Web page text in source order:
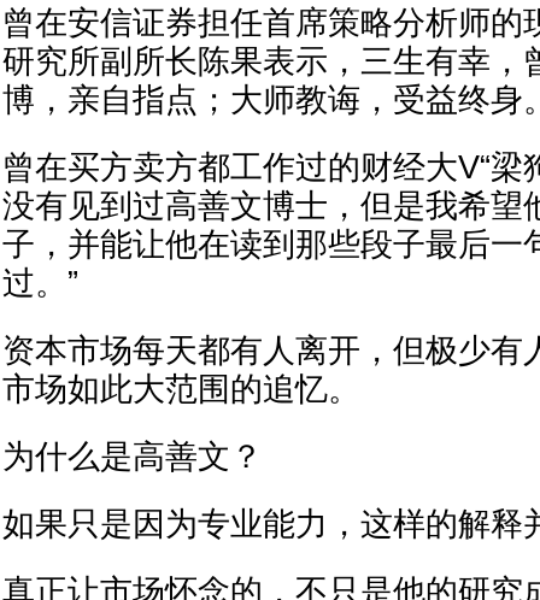
曾在安信证券担任首席策略分析师的
研究所副所长陈果表示，三生有幸，
博，亲自指点；大师教诲，受益终身
曾在买方卖方都工作过的财经大V“梁
没有见到过高善文博士，但是我希望
子，并能让他在读到那些段子最后一
过。”
资本市场每天都有人离开，但极少有
市场如此大范围的追忆。
为什么是高善文？
如果只是因为专业能力，这样的解释
真正让市场怀念的，不只是他的研究